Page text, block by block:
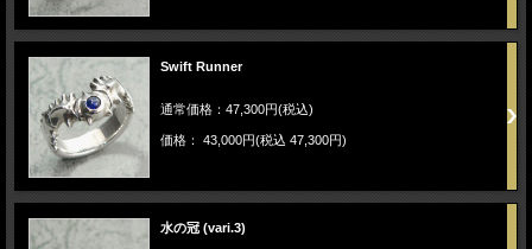
Swift Runner
通常価格：47,300円(税込)
価格： 43,000円(税込 47,300円)
水の冠 (vari.3)